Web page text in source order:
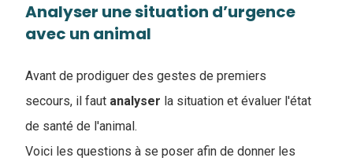
Analyser une situation d’urgence
avec un animal
Avant de prodiguer des gestes de premiers
secours, il faut analyser la situation et évaluer l'état
de santé de l'animal.
Voici les questions à se poser afin de donner les